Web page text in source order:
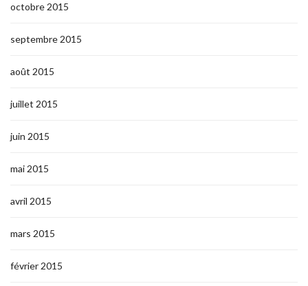
octobre 2015
septembre 2015
août 2015
juillet 2015
juin 2015
mai 2015
avril 2015
mars 2015
février 2015